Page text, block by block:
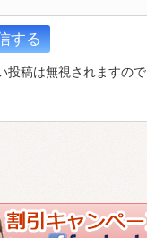
投稿は無視されますの